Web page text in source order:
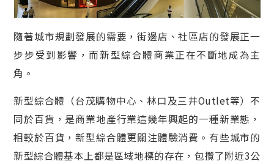
隨著城市規劃發展的需要，街邊店、社區店的發展正一
步步受到影響，而新型綜合體商業正在不斷地成為主
角。
新型綜合體（台茂購物中心、林口及三井Outlet等）不
同於百貨，是商業地產行業這幾年興起的一種新業態，
相較於百貨，新型綜合體更關注體驗消費。有些城市的
新型綜合體基本上都是區域地標的存在，包攬了附近3公